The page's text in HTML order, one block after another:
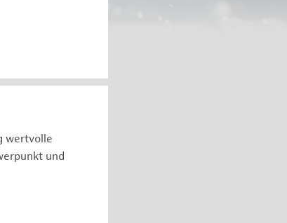
wertvolle
und